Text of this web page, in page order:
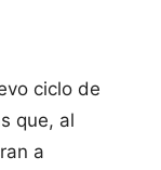
ciclo de
que, al
a